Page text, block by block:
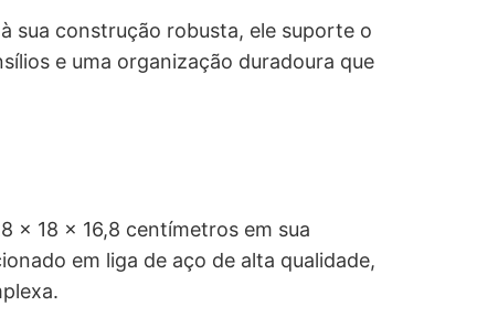
,
9
sua construção robusta, ele suporte o
e uma organização duradoura que
x 18 x 16,8 centímetros em sua
em liga de aço de alta qualidade,